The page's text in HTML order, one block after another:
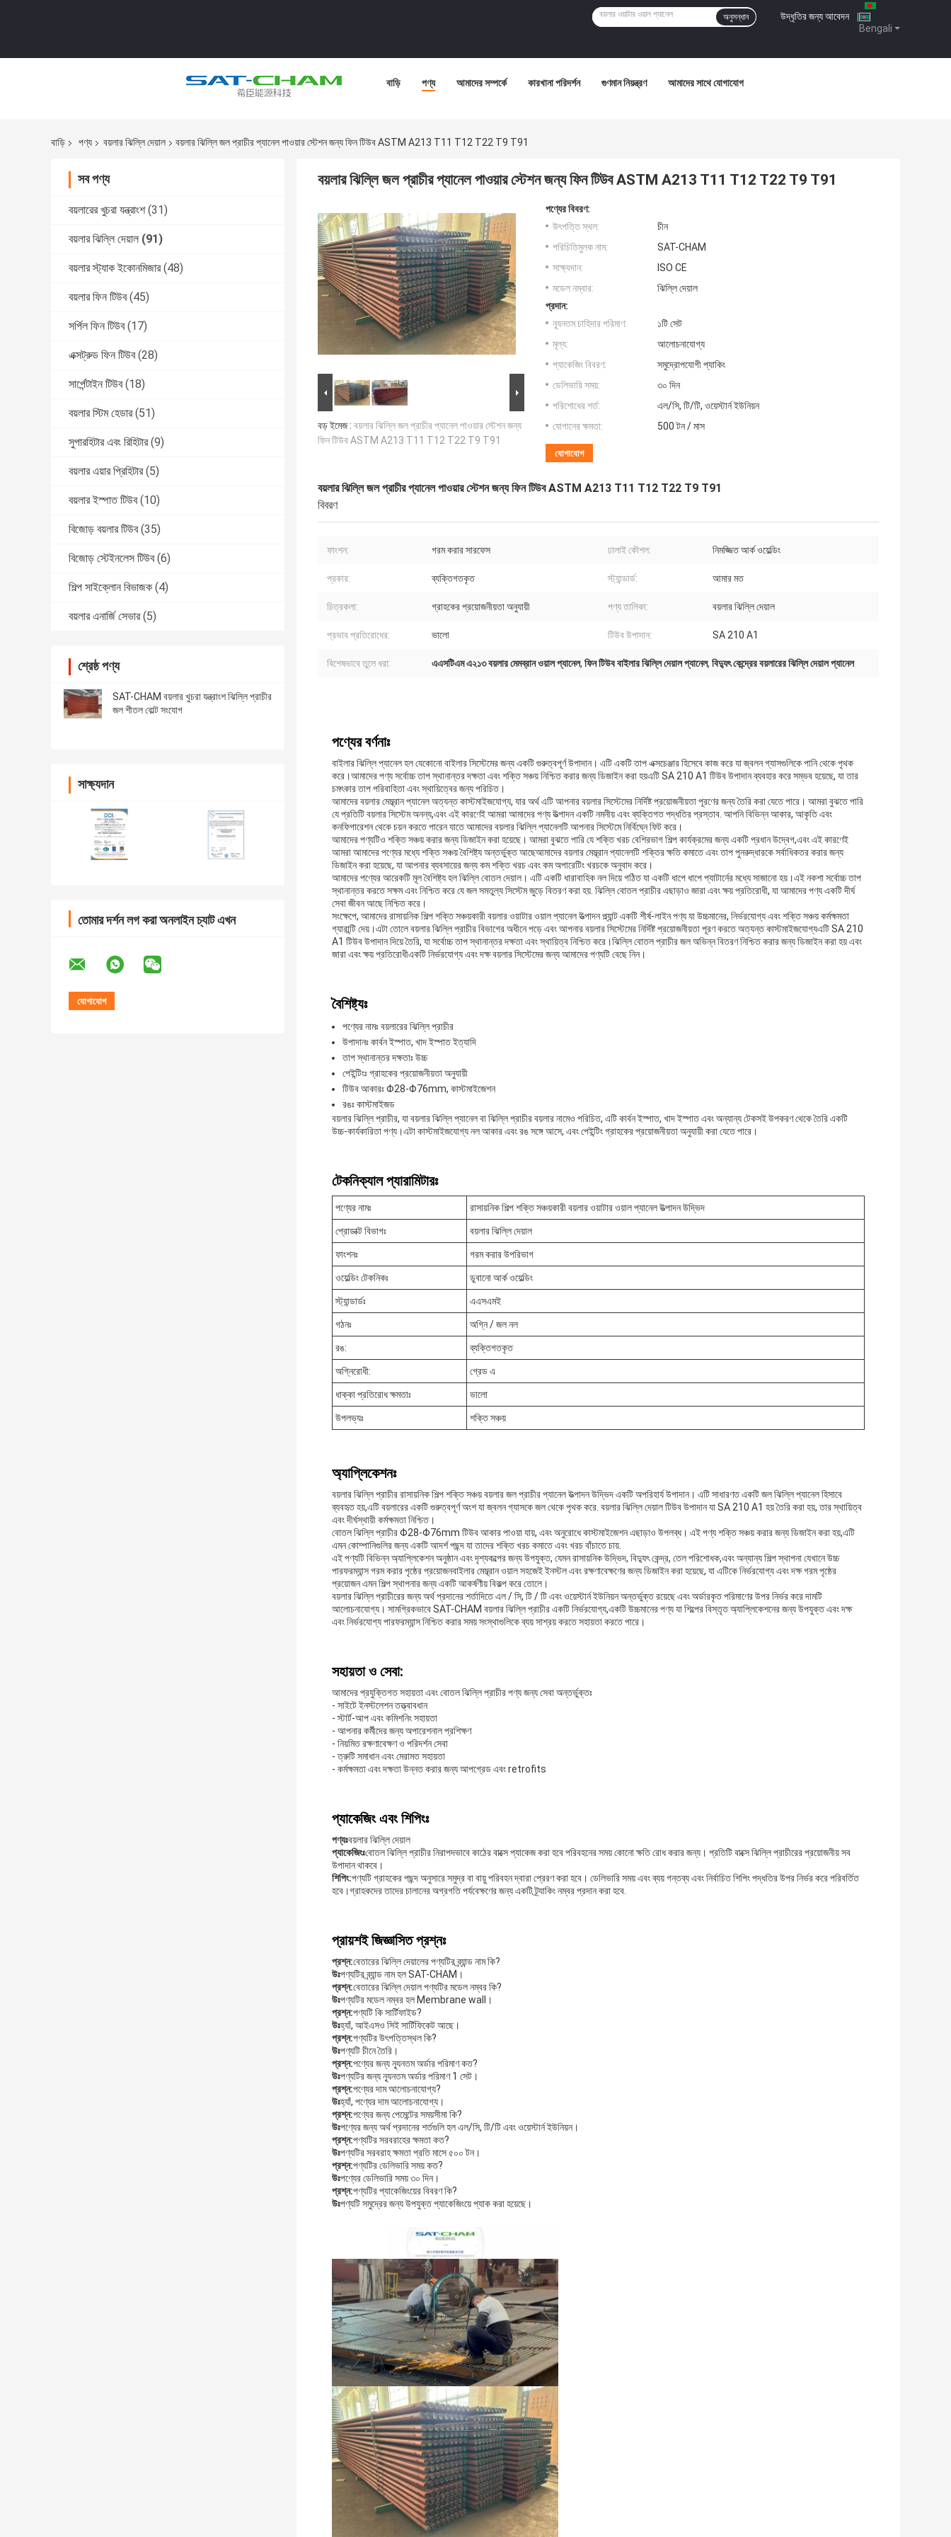
Bengali
উদ্ধৃতির জন্য আবেদন |
অনুসন্ধান
বাড়ি পণ্য আমাদের সম্পর্কে কারখানা পরিদর্শন গুণমান নিয়ন্ত্রণ আমাদের সাথে যোগাযোগ
বাড়ি পণ্য বয়লার ঝিল্লি দেয়াল বয়লার ঝিল্লি জল প্রাচীর প্যানেল পাওয়ার স্টেশন জন্য ফিন টিউব ASTM A213 T11 T12 T22 T9 T91
সব পণ্য
বয়লারের খুচরা যন্ত্রাংশ (31)
বয়লার ঝিল্লি দেয়াল (91)
বয়লার স্ট্যাক ইকোনমিজার (48)
বয়লার ফিন টিউব (45)
সর্পিল ফিন টিউব (17)
এক্সট্রুড ফিন টিউব (28)
সার্পেন্টাইন টিউব (18)
বয়লার স্টিম হেডার (51)
সুপারহিটার এবং রিহিটার (9)
বয়লার এয়ার প্রিহিটার (5)
বয়লার ইস্পাত টিউব (10)
বিজোড় বয়লার টিউব (35)
বিজোড় স্টেইনলেস টিউব (6)
শিল্প সাইক্লোন বিভাজক (4)
বয়লার এনার্জি সেভার (5)
শ্রেষ্ঠ পণ্য
SAT-CHAM বয়লার খুচরা যন্ত্রাংশ ঝিল্লি প্রাচীর
জল শীতল বোল্ট সংযোগ
সাক্ষ্যদান
তোমার দর্শন লগ করা অনলাইন চ্যাট এখন
বয়লার ঝিল্লি জল প্রাচীর প্যানেল পাওয়ার স্টেশন জন্য ফিন টিউব ASTM A213 T11 T12 T22 T9 T91
বড় ইমেজ : বয়লার ঝিল্লি জল প্রাচীর প্যানেল পাওয়ার স্টেশন জন্য
ফিন টিউব ASTM A213 T11 T12 T22 T9 T91
পণ্যের বিবরণ:
উৎপত্তি স্থল:
চীন
পরিচিতিমুলক নাম:
SAT-CHAM
সাক্ষ্যদান:
ISO CE
মডেল নম্বার:
ঝিল্লি দেয়াল
প্রদান:
ন্যূনতম চাহিদার পরিমাণ:
১টি সেট
মূল্য:
আলোচনাযোগ্য
প্যাকেজিং বিবরণ:
সমুদ্রোপযোগী প্যাকিং
ডেলিভারি সময়:
৩০ দিন
পরিশোধের শর্ত:
এল/সি, টি/টি, ওয়েস্টার্ন ইউনিয়ন
যোগানের ক্ষমতা:
500 টন / মাস
যোগাযোগ
বয়লার ঝিল্লি জল প্রাচীর প্যানেল পাওয়ার স্টেশন জন্য ফিন টিউব ASTM A213 T11 T12 T22 T9 T91
বিবরণ
ফাংশন: গরম করার সারফেস ঢালাই কৌশল: নিমজ্জিত আর্ক ওয়েল্ডিং
প্রকার: ব্যক্তিগতকৃত স্ট্যান্ডার্ড: আমার মত
চিত্রকলা: গ্রাহকের প্রয়োজনীয়তা অনুযায়ী পণ্য তালিকা: বয়লার ঝিল্লি দেয়াল
প্রভাব প্রতিরোধের: ভালো টিউব উপাদান: SA 210 A1
বিশেষভাবে তুলে ধরা: এএসটিএম এ২১৩ বয়লার মেমব্রান ওয়াল প্যানেল, ফিন টিউব বাইলার ঝিল্লি দেয়াল প্যানেল, বিদ্যুৎ কেন্দ্রের বয়লারের ঝিল্লি দেয়াল প্যানেল
পণ্যের বর্ণনাঃ
বাইলার ঝিল্লি প্যানেল হল যেকোনো বাইলার সিস্টেমের জন্য একটি গুরুত্বপূর্ণ উপাদান। এটি একটি তাপ এক্সচেঞ্জার হিসেবে কাজ করে যা জ্বলন গ্যাসগুলিকে পানি থেকে পৃথক
করে।আমাদের পণ্য সর্বোচ্চ তাপ স্থানান্তর দক্ষতা এবং শক্তি সঞ্চয় নিশ্চিত করার জন্য ডিজাইন করা হয়এটি SA 210 A1 টিউব উপাদান ব্যবহার করে সম্ভব হয়েছে, যা তার
চমৎকার তাপ পরিবাহিতা এবং স্থায়িত্বের জন্য পরিচিত।
আমাদের বয়লার মেম্ব্রান প্যানেল অত্যন্ত কাস্টমাইজযোগ্য, যার অর্থ এটি আপনার বয়লার সিস্টেমের নির্দিষ্ট প্রয়োজনীয়তা পূরণের জন্য তৈরি করা যেতে পারে। আমরা বুঝতে পারি
যে প্রতিটি বয়লার সিস্টেম অনন্য,এবং এই কারণেই আমরা আমাদের পণ্য উত্পাদন একটি নমনীয় এবং ব্যক্তিগত পদ্ধতির প্রস্তাব. আপনি বিভিন্ন আকার, আকৃতি এবং
কনফিগারেশন থেকে চয়ন করতে পারেন যাতে আমাদের বয়লার ঝিল্লি প্যানেলটি আপনার সিস্টেমে নির্বিঘ্নে ফিট করে।
আমাদের পণ্যটিও শক্তি সঞ্চয় করার জন্য ডিজাইন করা হয়েছে। আমরা বুঝতে পারি যে শক্তি খরচ বেশিরভাগ শিল্প কার্যক্রমের জন্য একটি প্রধান উদ্বেগ,এবং এই কারণেই
আমরা আমাদের পণ্যের মধ্যে শক্তি সঞ্চয় বৈশিষ্ট্য অন্তর্ভুক্ত আছেআমাদের বয়লার মেম্ব্রান প্যানেলটি শক্তির ক্ষতি কমাতে এবং তাপ পুনরুদ্ধারকে সর্বাধিকতর করার জন্য
ডিজাইন করা হয়েছে, যা আপনার ব্যবসায়ের জন্য কম শক্তি খরচ এবং কম অপারেটিং খরচকে অনুবাদ করে।
আমাদের পণ্যের আরেকটি মূল বৈশিষ্ট্য হল ঝিল্লি বোতল দেয়াল। এটি একটি ধারাবাহিক নল দিয়ে গঠিত যা একটি ধাপে ধাপে প্যাটার্নের মধ্যে সাজানো হয়।এই নকশা সর্বোচ্চ তাপ
স্থানান্তর করতে সক্ষম এবং নিশ্চিত করে যে জল সমতুল্য সিস্টেম জুড়ে বিতরণ করা হয়. ঝিল্লি বোতল প্রাচীর এছাড়াও জারা এবং ক্ষয় প্রতিরোধী, যা আমাদের পণ্য একটি দীর্ঘ
সেবা জীবন আছে নিশ্চিত করে।
সংক্ষেপে, আমাদের রাসায়নিক শিল্প শক্তি সঞ্চয়কারী বয়লার ওয়াটার ওয়াল প্যানেল উত্পাদন প্ল্যান্ট একটি শীর্ষ-লাইন পণ্য যা উচ্চমানের, নির্ভরযোগ্য এবং শক্তি সঞ্চয় কর্মক্ষমতা
গ্যারান্টি দেয়।এটা তোলে বয়লার ঝিল্লি প্রাচীর বিভাগের অধীনে পড়ে এবং আপনার বয়লার সিস্টেমের নির্দিষ্ট প্রয়োজনীয়তা পূরণ করতে অত্যন্ত কাস্টমাইজযোগ্যএটি SA 210
A1 টিউব উপাদান দিয়ে তৈরি, যা সর্বোচ্চ তাপ স্থানান্তর দক্ষতা এবং স্থায়িত্ব নিশ্চিত করে।ঝিল্লি বোতল প্রাচীর জল অভিন্ন বিতরণ নিশ্চিত করার জন্য ডিজাইন করা হয় এবং
জারা এবং ক্ষয় প্রতিরোধীএকটি নির্ভরযোগ্য এবং দক্ষ বয়লার সিস্টেমের জন্য আমাদের পণ্যটি বেছে নিন।
বৈশিষ্ট্যঃ
পণ্যের নামঃ বয়লারের ঝিল্লি প্রাচীর
উপাদানঃ কার্বন ইস্পাত, খাদ ইস্পাত ইত্যাদি
তাপ স্থানান্তর দক্ষতাঃ উচ্চ
পেইন্টিংঃ গ্রাহকের প্রয়োজনীয়তা অনুযায়ী
টিউব আকারঃ Φ28-Φ76mm, কাস্টমাইজেশন
রঙঃ কাস্টমাইজড
বয়লার ঝিল্লি প্রাচীর, যা বয়লার ঝিল্লি প্যানেল বা ঝিল্লি প্রাচীর বয়লার নামেও পরিচিত, এটি কার্বন ইস্পাত, খাদ ইস্পাত এবং অন্যান্য টেকসই উপকরণ থেকে তৈরি একটি
উচ্চ-কার্যকারিতা পণ্য।এটা কাস্টমাইজযোগ্য নল আকার এবং রঙ সঙ্গে আসে, এবং পেইন্টিং গ্রাহকের প্রয়োজনীয়তা অনুযায়ী করা যেতে পারে।
টেকনিক্যাল প্যারামিটারঃ
পণ্যের নামঃ রাসায়নিক শিল্প শক্তি সঞ্চয়কারী বয়লার ওয়াটার ওয়াল প্যানেল উত্পাদন উদ্ভিদ
প্রোডাক্ট বিভাগঃ বয়লার ঝিল্লি দেয়াল
ফাংশনঃ গরম করার উপরিভাগ
ওয়েল্ডিং টেকনিকঃ ডুবানো আর্ক ওয়েল্ডিং
স্ট্যান্ডার্ডঃ এএসএমই
গঠনঃ অগ্নি / জল নল
রঙ: ব্যক্তিগতকৃত
অগ্নিরোধী: গ্রেড এ
ধাক্কা প্রতিরোধ ক্ষমতাঃ ভালো
উপলভ্যঃ শক্তি সঞ্চয়
অ্যাপ্লিকেশনঃ
বয়লার ঝিল্লি প্রাচীর রাসায়নিক শিল্প শক্তি সঞ্চয় বয়লার জল প্রাচীর প্যানেল উত্পাদন উদ্ভিদ একটি অপরিহার্য উপাদান। এটি সাধারণত একটি জল ঝিল্লি প্যানেল হিসাবে
ব্যবহৃত হয়,এটি বয়লারের একটি গুরুত্বপূর্ণ অংশ যা জ্বলন গ্যাসকে জল থেকে পৃথক করে. বয়লার ঝিল্লি দেয়াল টিউব উপাদান যা SA 210 A1 হয় তৈরি করা হয়, তার স্থায়িত্ব
এবং দীর্ঘস্থায়ী কর্মক্ষমতা নিশ্চিত।
বোতল ঝিল্লি প্রাচীর Φ28-Φ76mm টিউব আকার পাওয়া যায়, এবং অনুরোধে কাস্টমাইজেশন এছাড়াও উপলব্ধ। এই পণ্য শক্তি সঞ্চয় করার জন্য ডিজাইন করা হয়,এটি
এমন কোম্পানিগুলির জন্য একটি আদর্শ পছন্দ যা তাদের শক্তি খরচ কমাতে এবং খরচ বাঁচাতে চায়.
এই পণ্যটি বিভিন্ন অ্যাপ্লিকেশন অনুষ্ঠান এবং দৃশ্যকল্পের জন্য উপযুক্ত, যেমন রাসায়নিক উদ্ভিদ, বিদ্যুৎ কেন্দ্র, তেল পরিশোধক,এবং অন্যান্য শিল্প স্থাপনা যেখানে উচ্চ
পারফরম্যান্স গরম করার পৃষ্ঠের প্রয়োজনবাইলার মেম্ব্রান ওয়াল সহজেই ইনস্টল এবং রক্ষণাবেক্ষণের জন্য ডিজাইন করা হয়েছে, যা এটিকে নির্ভরযোগ্য এবং দক্ষ গরম পৃষ্ঠের
প্রয়োজন এমন শিল্প স্থাপনার জন্য একটি আকর্ষণীয় বিকল্প করে তোলে।
বয়লার ঝিল্লি প্রাচীরের জন্য অর্থ প্রদানের শর্তাদিতে এল / সি, টি / টি এবং ওয়েস্টার্ন ইউনিয়ন অন্তর্ভুক্ত রয়েছে এবং অর্ডারকৃত পরিমাণের উপর নির্ভর করে দামটি
আলোচনাযোগ্য। সামগ্রিকভাবে SAT-CHAM বয়লার ঝিল্লি প্রাচীর একটি নির্ভরযোগ্য,একটি উচ্চমানের পণ্য যা শিল্পের বিস্তৃত অ্যাপ্লিকেশনের জন্য উপযুক্ত এবং দক্ষ
এবং নির্ভরযোগ্য পারফরম্যান্স নিশ্চিত করার সময় সংস্থাগুলিকে ব্যয় সাশ্রয় করতে সহায়তা করতে পারে।
সহায়তা ও সেবা:
আমাদের প্রযুক্তিগত সহায়তা এবং বোতল ঝিল্লি প্রাচীর পণ্য জন্য সেবা অন্তর্ভুক্তঃ
- সাইটে ইনস্টলেশন তত্ত্বাবধান
- স্টার্ট-আপ এবং কমিশনিং সহায়তা
- আপনার কর্মীদের জন্য অপারেশনাল প্রশিক্ষণ
- নিয়মিত রক্ষণাবেক্ষণ ও পরিদর্শন সেবা
- ত্রুটি সমাধান এবং মেরামত সহায়তা
- কর্মক্ষমতা এবং দক্ষতা উন্নত করার জন্য আপগ্রেড এবং retrofits
প্যাকেজিং এবং শিপিংঃ
পণ্যঃবয়লার ঝিল্লি দেয়াল
প্যাকেজিংঃবোতল ঝিল্লি প্রাচীর নিরাপদভাবে কাঠের বাক্সে প্যাকেজ করা হবে পরিবহনের সময় কোনো ক্ষতি রোধ করার জন্য। প্রতিটি বাক্সে ঝিল্লি প্রাচীরের প্রয়োজনীয় সব
উপাদান থাকবে।
শিপিং:পণ্যটি গ্রাহকের পছন্দ অনুসারে সমুদ্র বা বায়ু পরিবহন দ্বারা প্রেরণ করা হবে। ডেলিভারি সময় এবং ব্যয় গন্তব্য এবং নির্বাচিত শিপিং পদ্ধতির উপর নির্ভর করে পরিবর্তিত
হবে।গ্রাহকদের তাদের চালানের অগ্রগতি পর্যবেক্ষণের জন্য একটি ট্র্যাকিং নম্বর প্রদান করা হবে.
প্রায়শই জিজ্ঞাসিত প্রশ্নঃ
প্রশ্ন:বেতারের ঝিল্লি দেয়ালের পণ্যটির ব্র্যান্ড নাম কি?
উঃপণ্যটির ব্র্যান্ড নাম হল SAT-CHAM।
প্রশ্ন:বেতারের ঝিল্লি দেয়াল পণ্যটির মডেল নম্বর কি?
উঃপণ্যটির মডেল নম্বর হল Membrane wall।
প্রশ্ন:পণ্যটি কি সার্টিফাইড?
উঃহ্যাঁ, আইএসও সিই সার্টিফিকেট আছে।
প্রশ্ন:পণ্যটির উৎপত্তিস্থল কি?
উঃপণ্যটি চীনে তৈরি।
প্রশ্ন:পণ্যের জন্য ন্যূনতম অর্ডার পরিমাণ কত?
উঃপণ্যটির জন্য ন্যূনতম অর্ডার পরিমাণ 1 সেট।
প্রশ্ন:পণ্যের দাম আলোচনাযোগ্য?
উঃহ্যাঁ, পণ্যের দাম আলোচনাযোগ্য।
প্রশ্ন:পণ্যের জন্য পেমেন্টের সময়সীমা কি?
উঃপণ্যের জন্য অর্থ প্রদানের শর্তগুলি হল এল/সি, টি/টি এবং ওয়েস্টার্ন ইউনিয়ন।
প্রশ্ন:পণ্যটির সরবরাহের ক্ষমতা কত?
উঃপণ্যটির সরবরাহ ক্ষমতা প্রতি মাসে ৫০০ টন।
প্রশ্ন:পণ্যটির ডেলিভারি সময় কত?
উঃপণ্যের ডেলিভারি সময় ৩০ দিন।
প্রশ্ন:পণ্যটির প্যাকেজিংয়ের বিবরণ কি?
উঃপণ্যটি সমুদ্রের জন্য উপযুক্ত প্যাকেজিংয়ে প্যাক করা হয়েছে।